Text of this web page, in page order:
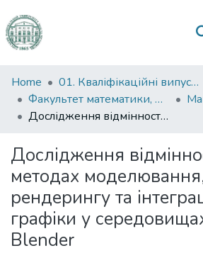
Communities
&
Collections
Statistics
Home
01. Кваліфікаційні випускні роботи здобувачів вищої освіти
Факультет математики, фізики та інформаційних технологій
Дослідження відмінностей в методах моделювання, рендерингу та інтеграції 3D-графіки у середовищах 3ds Max і Blender
Дослідження
методах
рендерингу та
графіки у
Blender